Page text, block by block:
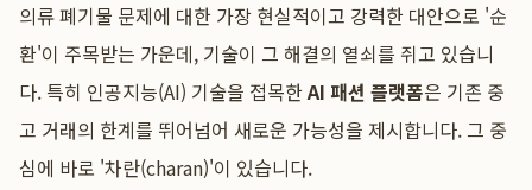
의류 폐기물 문제에 대한 가장 현실적이고 강력한 대안으로 '순
환'이 주목받는 가운데, 기술이 그 해결의 열쇠를 쥐고 있습니
다. 특히 인공지능(AI) 기술을 접목한AI 패션 플랫폼은 기존 중
고 거래의 한계를 뛰어넘어 새로운 가능성을 제시합니다. 그 중
심에 바로 '차란(charan)'이 있습니다.